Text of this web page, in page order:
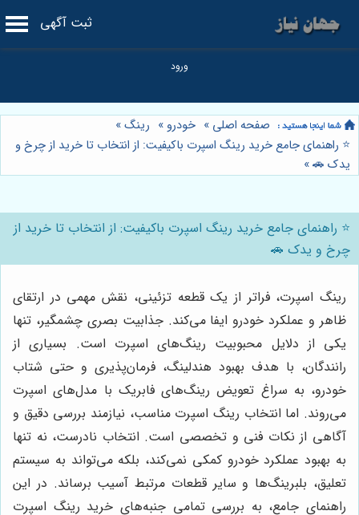
ثبت آگهی
صفحه اصلی » خودرو » رینگ»
⭐️ راهنمای جامع خرید رینگ اسپرت باکیفیت: از انتخاب تا خرید از چرخ و
یدک 🚗»
⭐️ راهنمای جامع خرید رینگ اسپرت باکیفیت: از انتخاب تا خرید از
چرخ و یدک 🚗
رینگ اسپرت، فراتر از یک قطعه تزئینی، نقش مهمی در ارتقای
ظاهر و عملکرد خودرو ایفا می‌کند. جذابیت بصری چشمگیر، تنها
یکی از دلایل محبوبیت رینگ‌های اسپرت است. بسیاری از
رانندگان، با هدف بهبود هندلینگ، فرمان‌پذیری و حتی شتاب
خودرو، به سراغ تعویض رینگ‌های فابریک با مدل‌های اسپرت
می‌روند. اما انتخاب رینگ اسپرت مناسب، نیازمند بررسی دقیق و
آگاهی از نکات فنی و تخصصی است. انتخاب نادرست، نه تنها
به بهبود عملکرد خودرو کمکی نمی‌کند، بلکه می‌تواند به سیستم
تعلیق، بلبرینگ‌ها و سایر قطعات مرتبط آسیب برساند. در این
راهنمای جامع، به بررسی تمامی جنبه‌های خرید رینگ اسپرت